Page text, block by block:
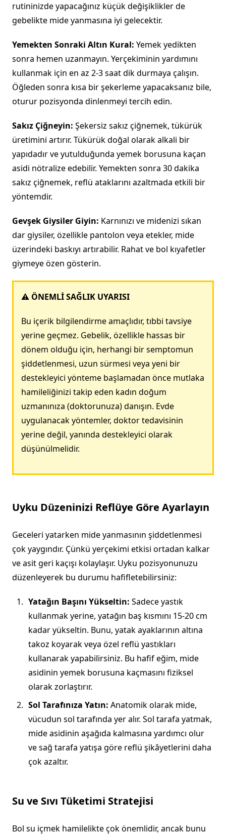
rutininizde yapacağınız küçük değişiklikler de
gebelikte mide yanmasına iyi gelecektir.
Yemekten Sonraki Altın Kural: Yemek yedikten
sonra hemen uzanmayın. Yerçekiminin yardımını
kullanmak için en az 2-3 saat dik durmaya çalışın.
Öğleden sonra kısa bir şekerleme yapacaksanız bile,
oturur pozisyonda dinlenmeyi tercih edin.
Sakız Çiğneyin: Şekersiz sakız çiğnemek, tükürük
üretimini artırır. Tükürük doğal olarak alkali bir
yapıdadır ve yutulduğunda yemek borusuna kaçan
asidi nötralize edebilir. Yemekten sonra 30 dakika
sakız çiğnemek, reflü ataklarını azaltmada etkili bir
yöntemdir.
Gevşek Giysiler Giyin: Karnınızı ve midenizi sıkan
dar giysiler, özellikle pantolon veya etekler, mide
üzerindeki baskıyı artırabilir. Rahat ve bol kıyafetler
giymeye özen gösterin.
⚠️ ÖNEMLİ SAĞLIK UYARISI
Bu içerik bilgilendirme amaçlıdır, tıbbi tavsiye
yerine geçmez. Gebelik, özellikle hassas bir
dönem olduğu için, herhangi bir semptomun
şiddetlenmesi, uzun sürmesi veya yeni bir
destekleyici yönteme başlamadan önce mutlaka
hamileliğinizi takip eden kadın doğum
uzmanınıza (doktorunuza) danışın. Evde
uygulanacak yöntemler, doktor tedavisinin
yerine değil, yanında destekleyici olarak
düşünülmelidir.
Uyku Düzeninizi Reflüye Göre Ayarlayın
Geceleri yatarken mide yanmasının şiddetlenmesi
çok yaygındır. Çünkü yerçekimi etkisi ortadan kalkar
ve asit geri kaçışı kolaylaşır. Uyku pozisyonunuzu
düzenleyerek bu durumu hafifletebilirsiniz:
Yatağın Başını Yükseltin: Sadece yastık
kullanmak yerine, yatağın baş kısmını 15-20 cm
kadar yükseltin. Bunu, yatak ayaklarının altına
takoz koyarak veya özel reflü yastıkları
kullanarak yapabilirsiniz. Bu hafif eğim, mide
asidinin yemek borusuna kaçmasını fiziksel
olarak zorlaştırır.
Sol Tarafınıza Yatın: Anatomik olarak mide,
vücudun sol tarafında yer alır. Sol tarafa yatmak,
mide asidinin aşağıda kalmasına yardımcı olur
ve sağ tarafa yatışa göre reflü şikâyetlerini daha
çok azaltır.
Su ve Sıvı Tüketimi Stratejisi
Bol su içmek hamilelikte çok önemlidir, ancak bunu